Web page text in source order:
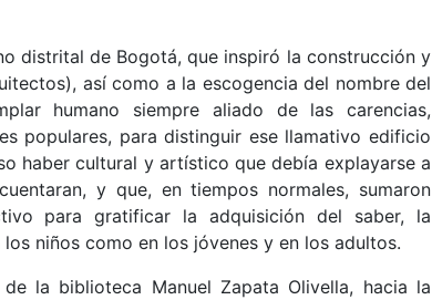
distrital de Bogotá, que inspiró la construcción y
así como a la escogencia del nombre del
humano siempre aliado de las carencias,
populares, para distinguir ese llamativo edificio
haber cultural y artístico que debía explayarse a
y que, en tiempos normales, sumaron
para gratificar la adquisición del saber, la
niños como en los jóvenes y en los adultos.
la biblioteca Manuel Zapata Olivella, hacia la